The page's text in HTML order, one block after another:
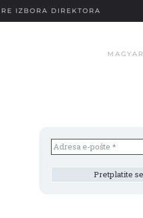
IZBORA DIREKTORA
MAGYAR